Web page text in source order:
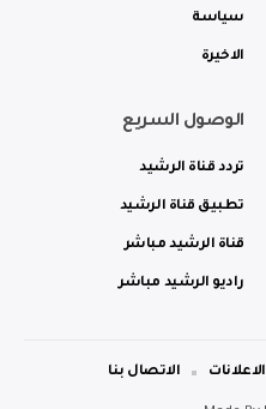
سياسة
الاخيرة
الوصول السريع
تردد قناة الرشيد
تطبيق قناة الرشيد
قناة الرشيد مباشر
راديو الرشيد مباشر
الاعلانات الاتصال بنا